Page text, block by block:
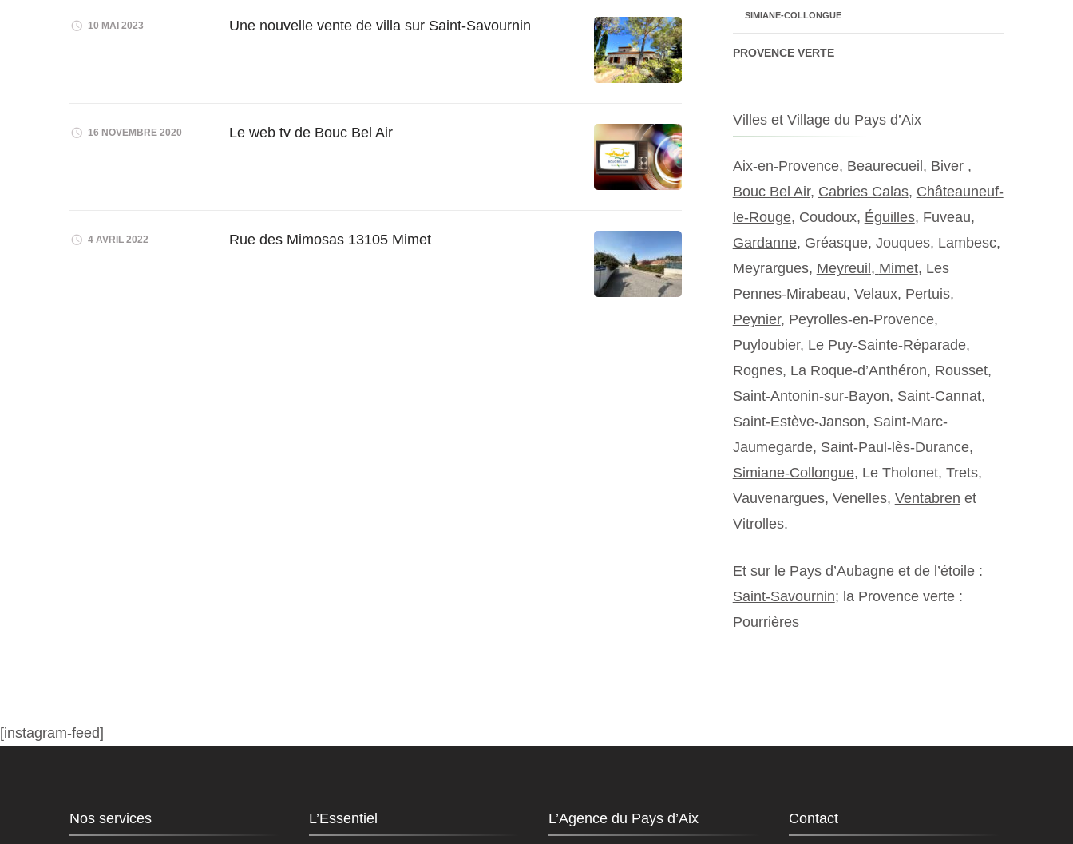
10 MAI 2023 Une nouvelle vente de villa sur Saint-Savournin
16 NOVEMBRE 2020 Le web tv de Bouc Bel Air
4 AVRIL 2022 Rue des Mimosas 13105 Mimet
SIMIANE-COLLONGUE
PROVENCE VERTE
Villes et Village du Pays d’Aix
Aix-en-Provence, Beaurecueil, Biver,
Bouc Bel Air, Cabries Calas, Châteauneuf-
le-Rouge, Coudoux, Éguilles, Fuveau,
Gardanne, Gréasque, Jouques, Lambesc,
Meyrargues, Meyreuil, Mimet, Les
Pennes-Mirabeau, Velaux, Pertuis,
Peynier, Peyrolles-en-Provence,
Puyloubier, Le Puy-Sainte-Réparade,
Rognes, La Roque-d’Anthéron, Rousset,
Saint-Antonin-sur-Bayon, Saint-Cannat,
Saint-Estève-Janson, Saint-Marc-
Jaumegarde, Saint-Paul-lès-Durance,
Simiane-Collongue, Le Tholonet, Trets,
Vauvenargues, Venelles, Ventabren et
Vitrolles.
Et sur le Pays d’Aubagne et de l’étoile :
Saint-Savournin; la Provence verte :
Pourrières
[instagram-feed]
Nos services L’Essentiel L’Agence du Pays d’Aix Contact